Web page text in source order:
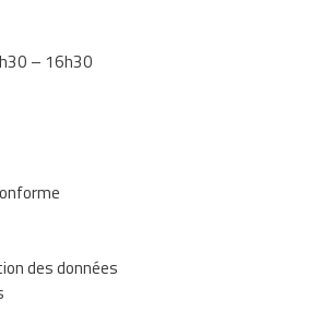
– 16h30
des données